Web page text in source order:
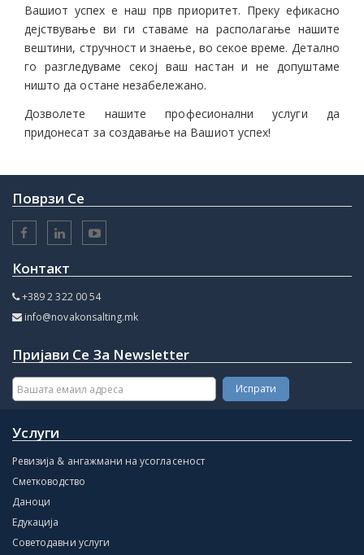
Вашиот успех е наш прв приоритет. Преку ефикасно
дејствување ви ги ставаме на располагање нашите
вештини, стручност и знаење, во секое време. Детално
го разгледуваме секој ваш настан и не допуштаме
ништо да остане незабележано.
Дозволете нашите професионални услуги да
придонесат за создавање на Вашиот успех!
Поврзи Се
Контакт
+389 2 322 00 54
info@novakonsalting.mk
Пријави Се За Newsletter
Услуги
Ревизија & ангажмани на усогласеност
Сметководство
Даноци
Едукација
Советодавни услуги